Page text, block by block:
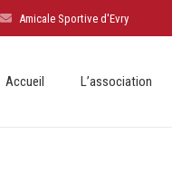
Amicale Sportive d'Evry
Accueil L’association